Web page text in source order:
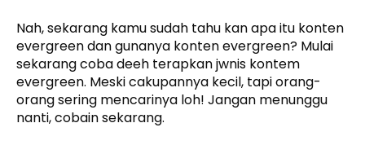
Nah, sekarang kamu sudah tahu kan apa itu konten
evergreen dan gunanya konten evergreen? Mulai
sekarang coba deeh terapkan jwnis kontem
evergreen. Meski cakupannya kecil, tapi orang-
orang sering mencarinya loh! Jangan menunggu
nanti, cobain sekarang.